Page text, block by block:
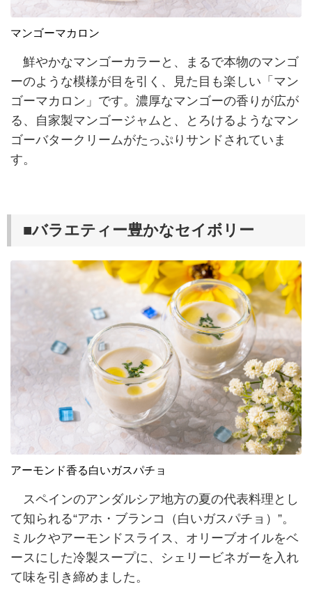
マンゴーマカロン
鮮やかなマンゴーカラーと、まるで本物のマンゴ
ーのような模様が目を引く、見た目も楽しい「マン
ゴーマカロン」です。濃厚なマンゴーの香りが広が
る、自家製マンゴージャムと、とろけるようなマン
ゴーバタークリームがたっぷりサンドされていま
す。
■バラエティー豊かなセイボリー
アーモンド香る白いガスパチョ
スペインのアンダルシア地方の夏の代表料理とし
て知られる“アホ・ブランコ（白いガスパチョ）”。
ミルクやアーモンドスライス、オリーブオイルをベ
ースにした冷製スープに、シェリービネガーを入れ
て味を引き締めました。